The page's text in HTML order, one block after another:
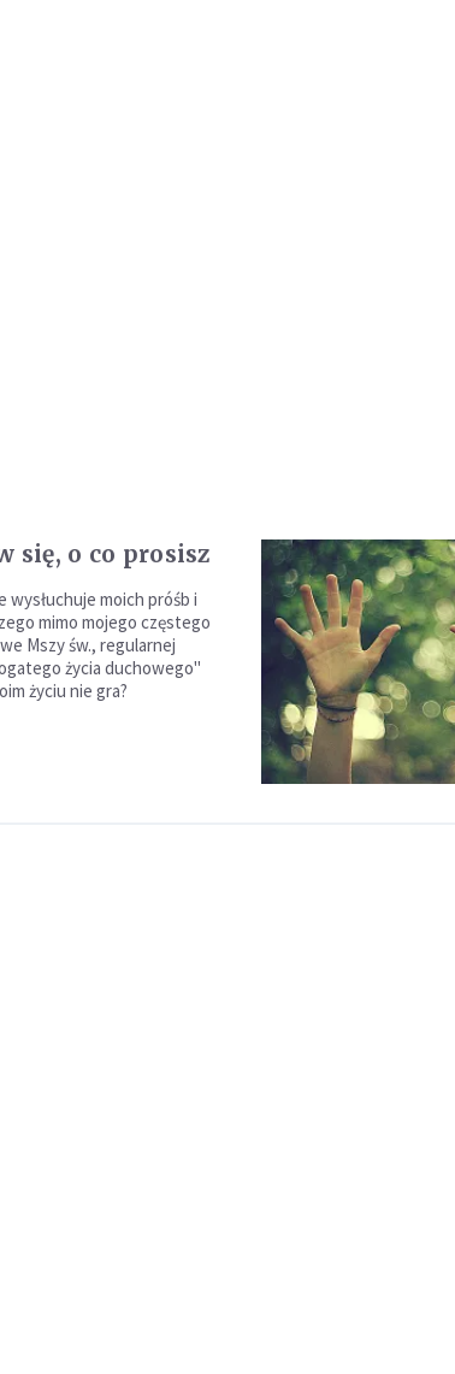
się, o co prosisz
wysłuchuje moich próśb i
mimo mojego częstego
Mszy św., regularnej
życia duchowego"
życiu nie gra?